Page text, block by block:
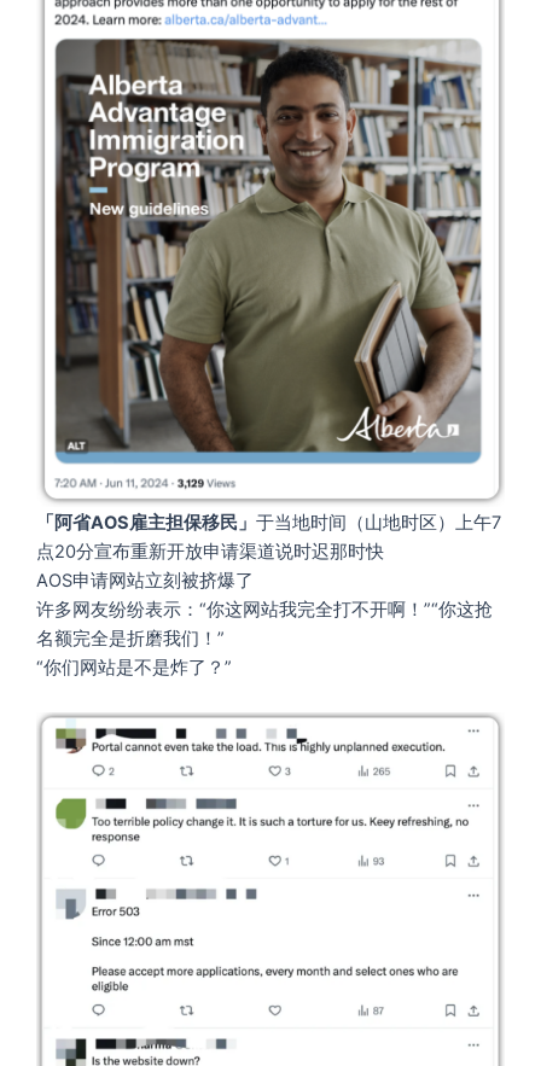
「阿省AOS雇主担保移民」 于当地时间（山地时区）上午7
点20分宣布重新开放申请渠道说时迟那时快
AOS申请网站立刻被挤爆了
许多网友纷纷表示：“你这网站我完全打不开啊！”“你这抢
名额完全是折磨我们！”
“你们网站是不是炸了？”